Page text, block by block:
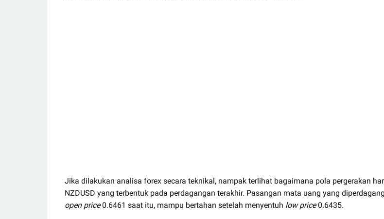
Jika dilakukan analisa forex secara teknikal, nampak terlihat bagaimana pola pergerakan
NZDUSD yang terbentuk pada perdagangan terakhir. Pasangan mata uang yang
open price0.6461 saat itu, mampu bertahan setelah menyentuh low price0.6435.